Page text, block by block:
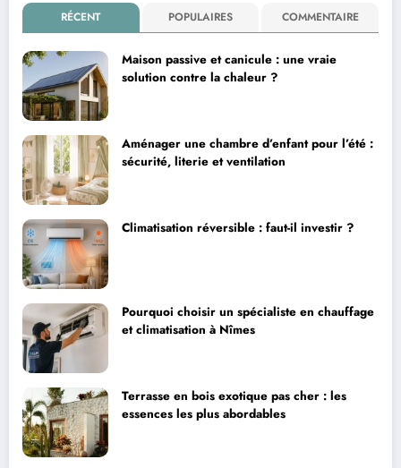
RÉCENT POPULAIRES COMMENTAIRE
Maison passive et canicule : une vraie
solution contre la chaleur ?
Aménager une chambre d’enfant pour l’été :
sécurité, literie et ventilation
Climatisation réversible : faut-il investir ?
Pourquoi choisir un spécialiste en chauffage
et climatisation à Nîmes
Terrasse en bois exotique pas cher : les
essences les plus abordables